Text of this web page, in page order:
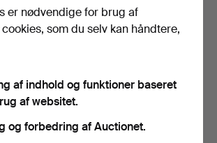
29 okt, 15:14 5 373 USD
29 okt, 15:14
er nødvendige for brug af
som du selv kan håndtere,
af indhold og funktioner baseret
af websitet.
og forbedring af Auctionet.